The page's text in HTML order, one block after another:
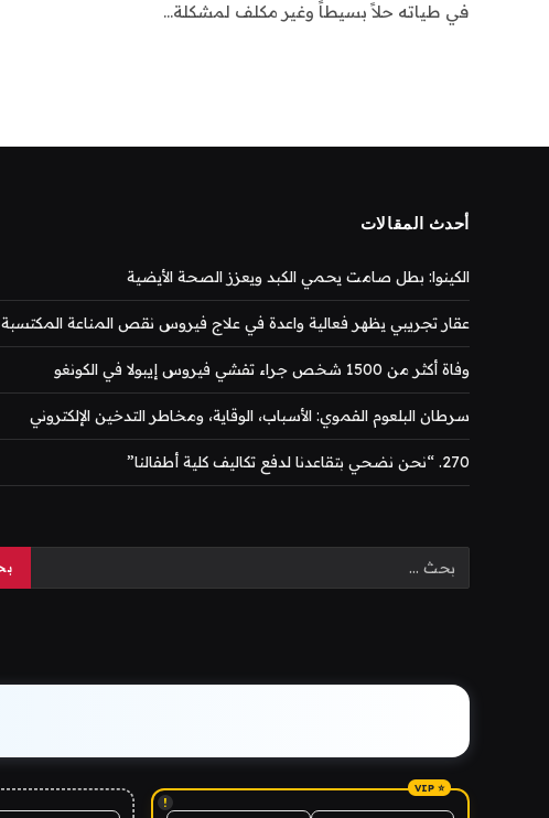
في طياته حلاً بسيطاً وغير مكلف لمشكلة…
أحدث المقالات
الكينوا: بطل صامت يحمي الكبد ويعزز الصحة الأيضية
عقار تجريبي يظهر فعالية واعدة في علاج فيروس نقص المناعة المكتسبة HIV-1
وفاة أكثر من 1500 شخص جراء تفشي فيروس إيبولا في الكونغو
سرطان البلعوم الفموي: الأسباب، الوقاية، ومخاطر التدخين الإلكتروني
270. “نحن نضحي بتقاعدنا لدفع تكاليف كلية أطفالنا”
!